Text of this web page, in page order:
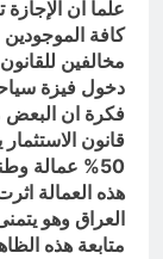
علما ان
كافة
مخالفين
دخول فيزة
فكرة ان
50% عمالة
هذه العمالة
العراق وهو
متابعة هذه